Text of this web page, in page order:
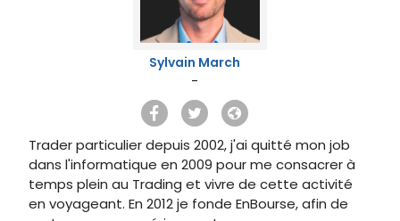
Sylvain March
-
Trader particulier depuis 2002, j'ai quitté mon job
dans l'informatique en 2009 pour me consacrer à
temps plein au Trading et vivre de cette activité
en voyageant. En 2012 je fonde EnBourse, afin de